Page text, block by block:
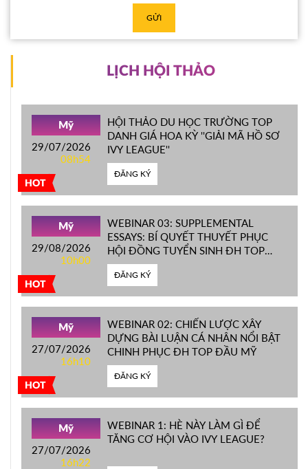
GỬI
LỊCH HỘI THẢO
HOT
Mỹ
29/07/2026
08h54
HỘI THẢO DU HỌC TRƯỜNG TOP
DANH GIÁ HOA KỲ ''GIẢI MÃ HỒ SƠ
IVY LEAGUE''
ĐĂNG KÝ
HOT
Mỹ
29/08/2026
10h00
WEBINAR 03: SUPPLEMENTAL
ESSAYS: BÍ QUYẾT THUYẾT PHỤC
HỘI ĐỒNG TUYỂN SINH ĐH TOP
ĐẦU MỸ
ĐĂNG KÝ
HOT
Mỹ
27/07/2026
16h10
WEBINAR 02: CHIẾN LƯỢC XÂY
DỰNG BÀI LUẬN CÁ NHÂN NỔI BẬT
CHINH PHỤC ĐH TOP ĐẦU MỸ
ĐĂNG KÝ
Mỹ
27/07/2026
16h22
WEBINAR 1: HÈ NÀY LÀM GÌ ĐỂ
TĂNG CƠ HỘI VÀO IVY LEAGUE?